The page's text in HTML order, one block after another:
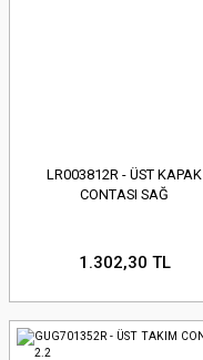
LR003812R - ÜST KAPAK
CONTASI SAĞ
1.302,30 TL